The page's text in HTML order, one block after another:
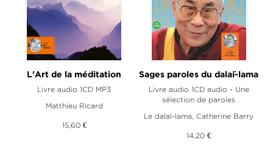
L'Art de la méditation
Livre audio 1CD MP3
Matthieu Ricard
15,60 €
Sages paroles du dalaï-lama
Livre audio 1CD audio - Une
sélection de paroles
Le dalaï-lama Catherine Barry
14,20 €